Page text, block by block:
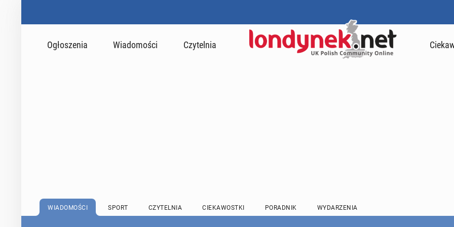
Ogłoszenia Wiadomości Czytelnia
WIADOMOŚCI SPORT CZYTELNIA CIEKAWOSTKI PORADNIK WYDARZENIA